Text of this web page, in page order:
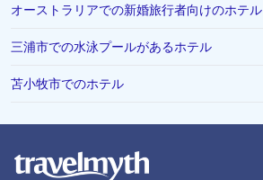
さいたま市でのホテル
佐賀県でのホテル
彦根市でのホテル
茨城県でのホテル
オーストラリアでの新婚旅行者向けのホテル
三浦市での水泳プールがあるホテル
苫小牧市でのホテル